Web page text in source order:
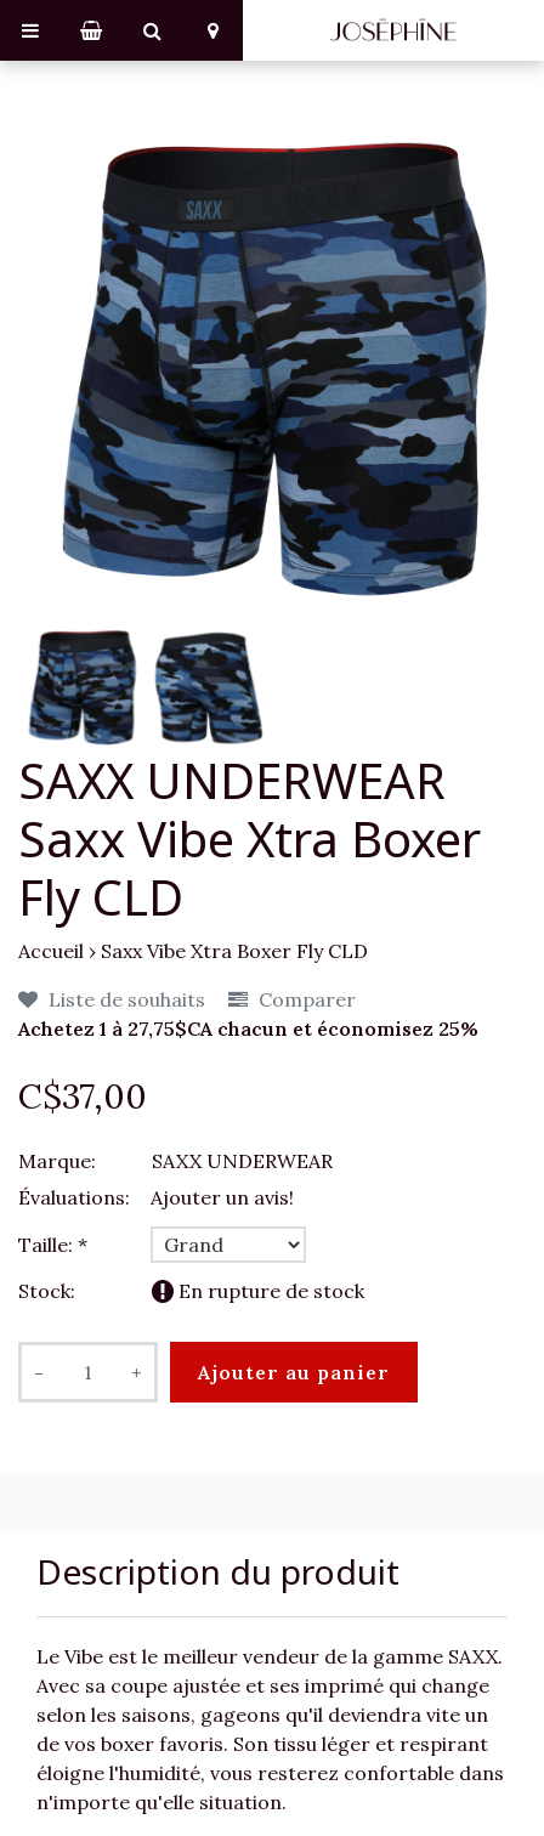
SAXX UNDERWEAR
Saxx Vibe Xtra Boxer
Fly CLD
Accueil › Saxx Vibe Xtra Boxer Fly CLD
Liste de souhaits
Comparer
Achetez 1 à 27,75$CA chacun et économisez 25%
C$37,00
Marque:
SAXX UNDERWEAR
Évaluations:
Ajouter un avis!
Taille: *
Stock:
En rupture de stock
- + Ajouter au panier
Description du produit
Le Vibe est le meilleur vendeur de la gamme SAXX.
Avec sa coupe ajustée et ses imprimé qui change
selon les saisons, gageons qu'il deviendra vite un
de vos boxer favoris. Son tissu léger et respirant
éloigne l'humidité, vous resterez confortable dans
n'importe qu'elle situation.